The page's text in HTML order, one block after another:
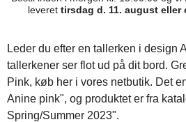
leveret tirsdag d. 11. august eller
Leder du efter en tallerken i design
tallerkener ser flot ud på dit bord.
Pink, køb her i vores netbutik. Det
Anine pink", og produktet er fra
Spring/Summer 2023".